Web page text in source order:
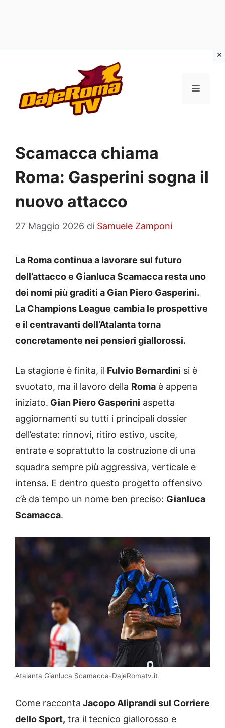
contenuto
MENU
Scamacca chiama
Roma: Gasperini sogna il
nuovo attacco
27 Maggio 2026 di Samuele Zamponi
La Roma continua a lavorare sul futuro
dell’attacco e Gianluca Scamacca resta uno
dei nomi più graditi a Gian Piero Gasperini.
La Champions League cambia le prospettive
e il centravanti dell’Atalanta torna
concretamente nei pensieri giallorossi.
La stagione è finita, il Fulvio Bernardini si è
svuotato, ma il lavoro della Roma è appena
iniziato. Gian Piero Gasperini aspetta
aggiornamenti su tutti i principali dossier
dell’estate: rinnovi, ritiro estivo, uscite,
entrate e soprattutto la costruzione di una
squadra sempre più aggressiva, verticale e
intensa. E dentro questo progetto offensivo
c’è da tempo un nome ben preciso: Gianluca
Scamacca.
Atalanta Gianluca Scamacca-DajeRomatv.it
Come racconta Jacopo Aliprandi sul Corriere
dello Sport, tra il tecnico giallorosso e